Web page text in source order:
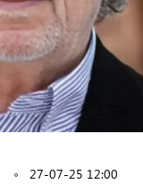
27-07-25 12:00